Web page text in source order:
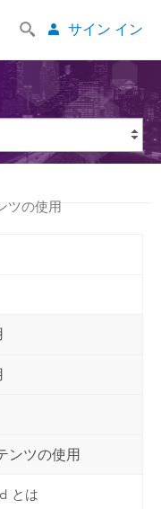
サイン イン
ツの使用
ンツの使用
とは